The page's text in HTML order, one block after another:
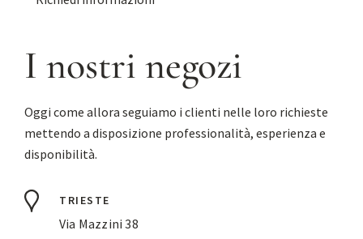
I nostri negozi
Oggi come allora seguiamo i clienti nelle loro richieste
mettendo a disposizione professionalità, esperienza e
disponibilità.
TRIESTE
Via Mazzini 38